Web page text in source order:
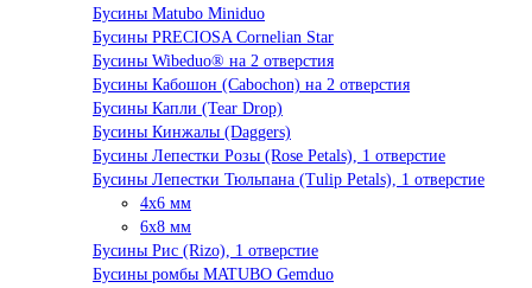
Бусины Matubo Miniduo
Бусины PRECIOSA Cornelian Star
Бусины Wibeduo® на 2 отверстия
Бусины Кабошон (Cabochon) на 2 отверстия
Бусины Капли (Tear Drop)
Бусины Кинжалы (Daggers)
Бусины Лепестки Розы (Rose Petals), 1 отверстие
Бусины Лепестки Тюльпана (Tulip Petals), 1 отверстие
4x6 мм
6x8 мм
Бусины Рис (Rizo), 1 отверстие
Бусины ромбы MATUBO Gemduo